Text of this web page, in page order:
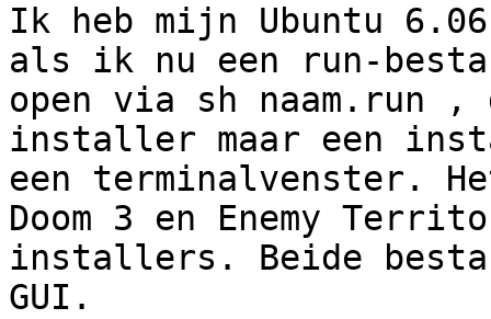
Ik heb mijn Ubuntu
als ik nu een run-
open via sh naam.run
installer maar een
een terminalvenster.
Doom 3 en Enemy
installers. Beide
GUI.